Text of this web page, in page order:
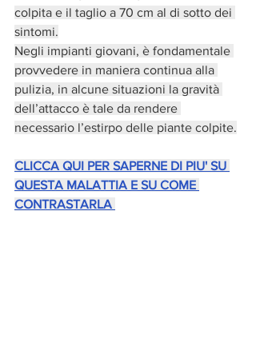
colpita e il taglio a 70 cm al di sotto dei
sintomi.
Negli impianti giovani, è fondamentale
provvedere in maniera continua alla
pulizia, in alcune situazioni la gravità
dell’attacco è tale da rendere
necessario l’estirpo delle piante colpite.
CLICCA QUI PER SAPERNE DI PIU' SU
QUESTA MALATTIA E SU COME
CONTRASTARLA